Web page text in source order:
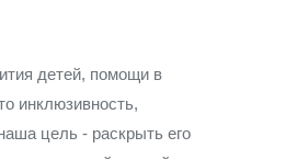
детей, помощи в
инклюзивность,
цель - раскрыть его